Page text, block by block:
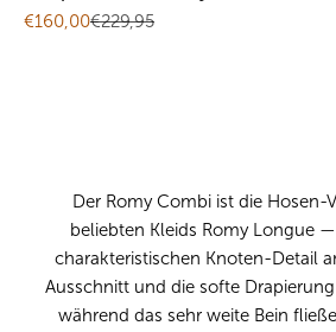
Sale price
€160,00Regular price
€229,95
Der Romy Combi ist die Hosen-
beliebten Kleids Romy Longue —
charakteristischen Knoten-Detail
Ausschnitt und die softe
während das sehr weite Bein